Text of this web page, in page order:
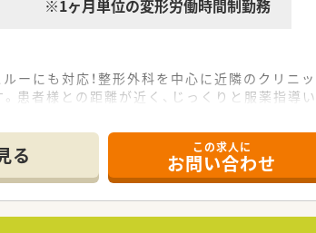
※1ヶ月単位の変形労働時間制勤務
ーにも対応！整形外科を中心に近隣のクリニ
患者様との距離が近く、じっくりと服薬指導い
ております。
良好で「医薬連携」の取組みとして積極的にコ
一つで、健康サポート薬局の届出数は全国1位
を目指しております。
る この求人に
お問い合わせ